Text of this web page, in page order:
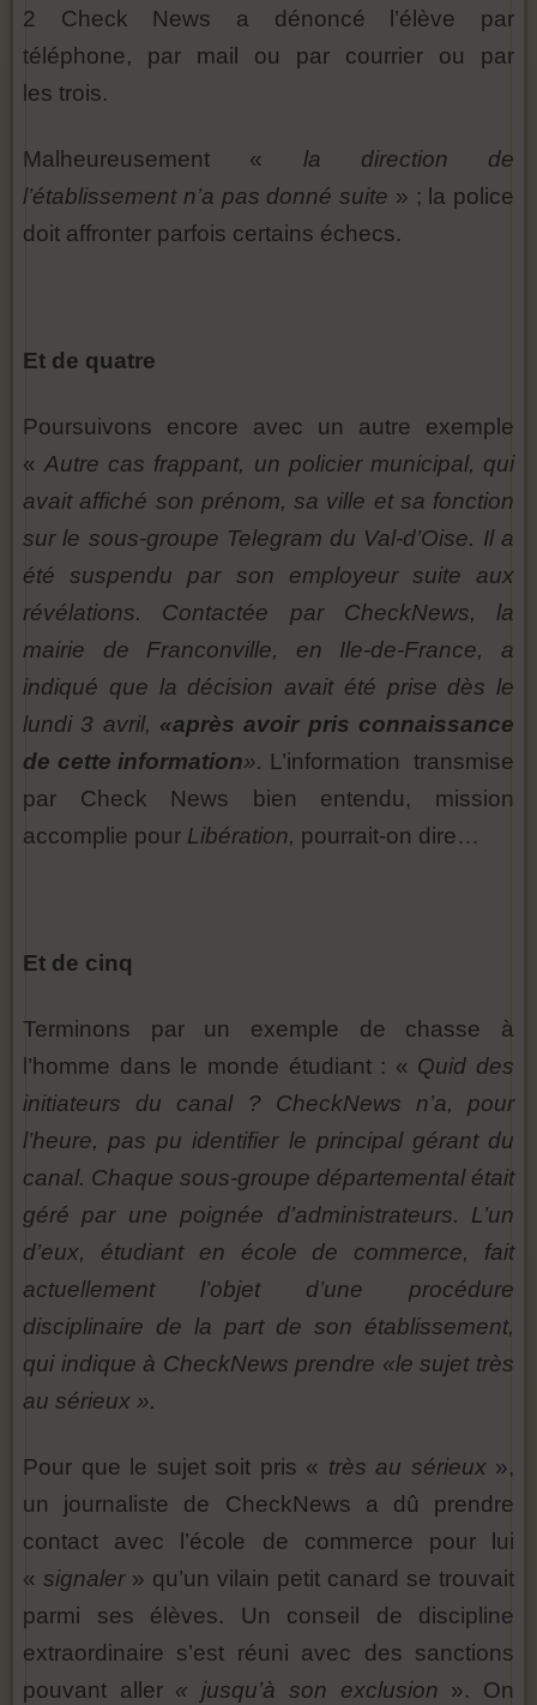
2 Check News a dénoncé l’élève par
téléphone, par mail ou par courrier ou par
les trois.
Malheureusement « la direction de
l’établissement n’a pas donné suite » ; la police
doit affronter parfois certains échecs.
Et de quatre
Poursuivons encore avec un autre exemple
« Autre cas frappant, un policier municipal, qui
avait affiché son prénom, sa ville et sa fonction
sur le sous-groupe Telegram du Val‑d’Oise. Il a
été suspendu par son employeur suite aux
révélations. Contactée par CheckNews, la
mairie de Franconville, en Ile-de-France, a
indiqué que la décision avait été prise dès le
lundi 3 avril, «après avoir pris connaissance
de cette information». L’information transmise
par Check News bien entendu, mission
accomplie pour Libération, pourrait-on dire…
Et de cinq
Terminons par un exemple de chasse à
l’homme dans le monde étudiant : « Quid des
initiateurs du canal ? CheckNews n’a, pour
l’heure, pas pu identifier le principal gérant du
canal. Chaque sous-groupe départemental était
géré par une poignée d’administrateurs. L’un
d’eux, étudiant en école de commerce, fait
actuellement l’objet d’une procédure
disciplinaire de la part de son établissement,
qui indique à CheckNews prendre «le sujet très
au sérieux ».
Pour que le sujet soit pris « très au sérieux»,
un journaliste de CheckNews a dû prendre
contact avec l’école de commerce pour lui
« signaler» qu’un vilain petit canard se trouvait
parmi ses élèves. Un conseil de discipline
extraordinaire s’est réuni avec des sanctions
pouvant aller « jusqu’à son exclusion ». On